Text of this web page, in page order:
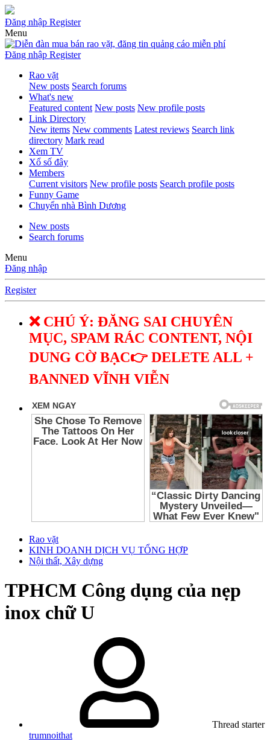
Đăng nhập Register
Menu
Đăng nhập Register
Rao vặt
New posts Search forums
What's new
Featured content New posts New profile posts
Link Directory
New items New comments Latest reviews Search link
directory Mark read
Xem TV
Xổ số đây
Members
Current visitors New profile posts Search profile posts
Funny Game
Chuyển nhà Bình Dương
New posts
Search forums
Menu
Đăng nhập
Register
❌ CHÚ Ý: ĐĂNG SAI CHUYÊN
MỤC, SPAM RÁC CONTENT, NỘI
DUNG CỜ BẠC👉 DELETE ALL +
BANNED VĨNH VIỄN
Rao vặt
KINH DOANH DỊCH VỤ TỔNG HỢP
Nội thất, Xây dựng
TPHCM Công dụng của nẹp
inox chữ U
Thread starter
trumnoithat